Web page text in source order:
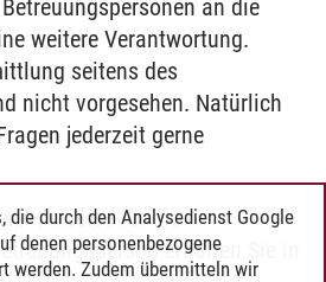
an die
weitere Verantwortung.
seitens des
nicht vorgesehen. Natürlich
jederzeit gerne
Hinweise für die
erhalten Sie in
die durch den Analysedienst Google
denen personenbezogene
werden. Zudem übermitteln wir